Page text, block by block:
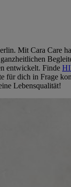
Mit Cara Care
entwickelt. Finde
für dich in Frage
Lebensqualität!